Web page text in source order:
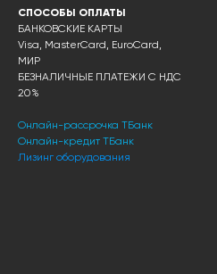
СПОСОБЫ ОПЛАТЫ
БАНКОВСКИЕ КАРТЫ
Visa, MasterCard, EuroCard,
МИР
БЕЗНАЛИЧНЫЕ ПЛАТЕЖИ С НДС
20%
Онлайн-рассрочка ТБанк
Онлайн-кредит ТБанк
Лизинг оборудования